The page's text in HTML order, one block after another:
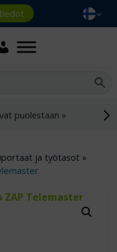
puolestaan »
ja työtasot »